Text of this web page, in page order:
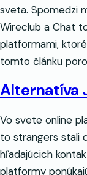
sveta. Spomedzi
Wireclub a Chat
platformami,
tomto článku
Alternatíva
Vo svete online
to strangers stali
hľadajúcich
platformy